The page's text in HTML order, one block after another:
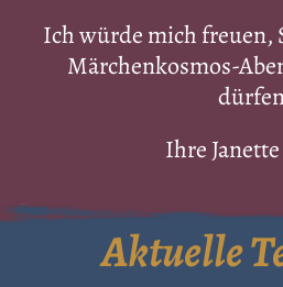
Ich würde mich freuen,
Märchenkosmos-
Ihre
Aktuelle